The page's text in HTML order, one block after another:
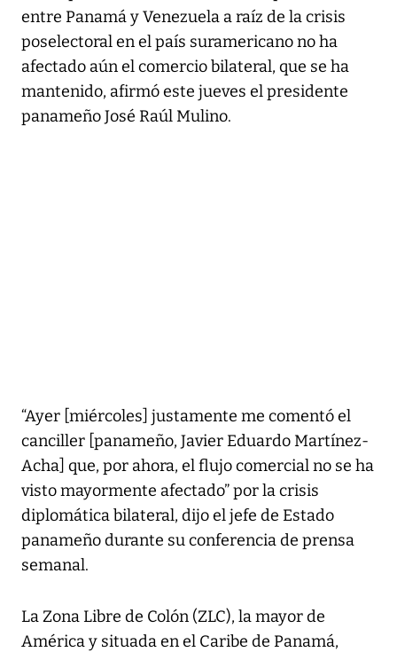
entre Panamá y Venezuela a raíz de la crisis
poselectoral en el país suramericano no ha
afectado aún el comercio bilateral, que se ha
mantenido, afirmó este jueves el presidente
panameño José Raúl Mulino.
“Ayer [miércoles] justamente me comentó el
canciller [panameño, Javier Eduardo Martínez-
Acha] que, por ahora, el flujo comercial no se ha
visto mayormente afectado” por la crisis
diplomática bilateral, dijo el jefe de Estado
panameño durante su conferencia de prensa
semanal.
La Zona Libre de Colón (ZLC), la mayor de
América y situada en el Caribe de Panamá,